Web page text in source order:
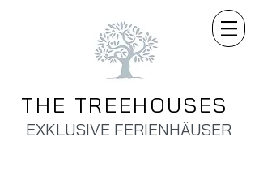
THE TREEHOUSES
EXKLUSIVE FERIENHÄUSER